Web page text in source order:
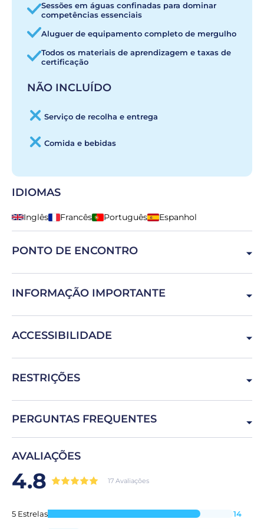
Sessões em águas confinadas para dominar
competências essenciais
Aluguer de equipamento completo de mergulho
Todos os materiais de aprendizagem e taxas de
certificação
NÃO INCLUÍDO
Serviço de recolha e entrega
Comida e bebidas
IDIOMAS
Inglês Francês Português Espanhol
PONTO DE ENCONTRO
8200 Albufeira, Portugal
INFORMAÇÃO IMPORTANTE
ACCESSIBILIDADE
Mulheres grávidas, pessoas com problemas de coluna
RESTRIÇÕES
PERGUNTAS FREQUENTES
Posso cancelar a minha reserva se os meus
planos mudarem?
AVALIAÇÕES
4.8 17 Avaliações
5 Estrelas 14